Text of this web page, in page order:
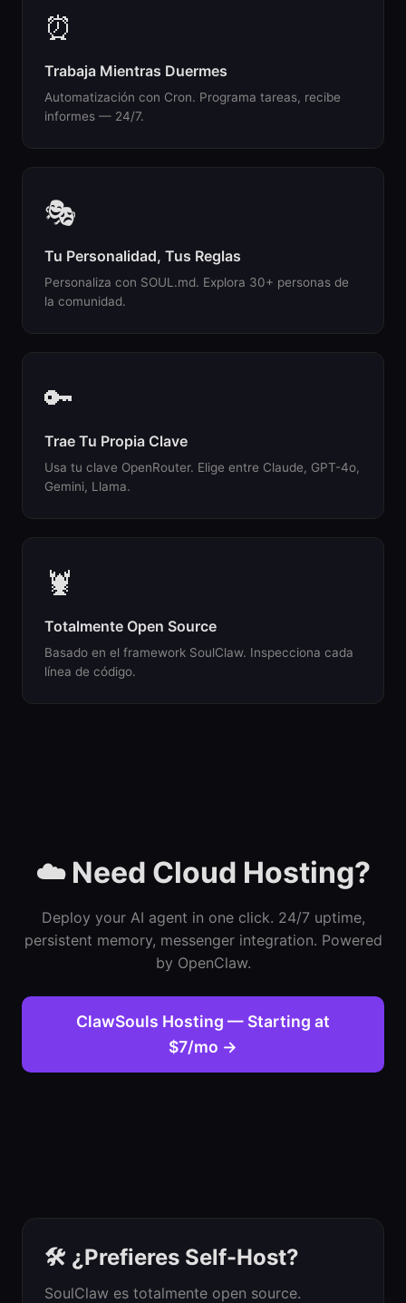
⏰
Trabaja Mientras Duermes
Automatización con Cron. Programa tareas, recibe
informes — 24/7.
🎭
Tu Personalidad, Tus Reglas
Personaliza con SOUL.md. Explora 30+ personas de
la comunidad.
🔑
Trae Tu Propia Clave
Usa tu clave OpenRouter. Elige entre Claude, GPT-4o,
Gemini, Llama.
🦞
Totalmente Open Source
Basado en el framework SoulClaw. Inspecciona cada
línea de código.
☁️ Need Cloud Hosting?
Deploy your AI agent in one click. 24/7 uptime,
persistent memory, messenger integration. Powered
by OpenClaw.
ClawSouls Hosting — Starting at
$7/mo →
🛠 ¿Prefieres Self-Host?
SoulClaw es totalmente open source.